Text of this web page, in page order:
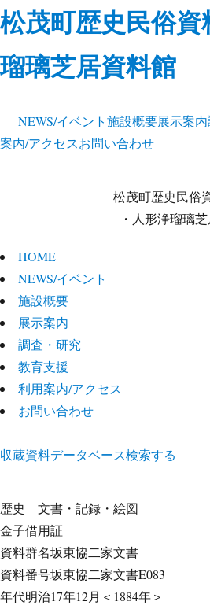
松茂町歴史民俗
瑠璃芝居資料館
NEWS/イベント施設概要展示案内
案内/アクセスお問い合わせ
松茂町歴史民俗
・人形浄瑠璃
HOME
NEWS/イベント
施設概要
展示案内
調査・研究
教育支援
利用案内/アクセス
お問い合わせ
収蔵資料データベース検索する
歴史 文書・記録・絵図
金子借用証
資料群名坂東協二家文書
資料番号坂東協二家文書E083
年代明治17年12月＜1884年＞